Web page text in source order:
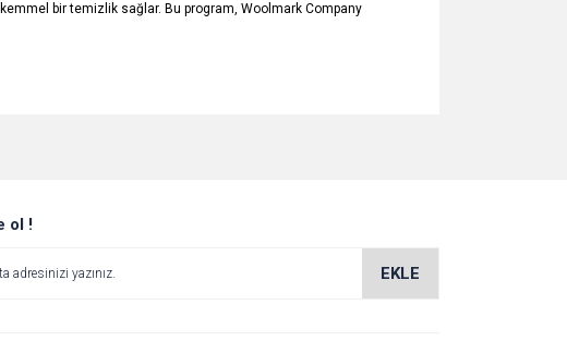
bir temizlik sağlar. Bu program, Woolmark Company
ol !
EKLE